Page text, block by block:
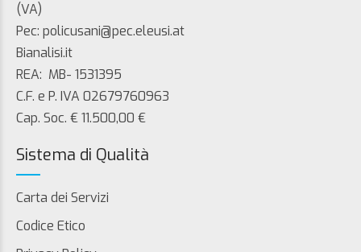
(VA)
Pec: policusani@pec.eleusi.at
Bianalisi.it
REA: MB- 1531395
C.F. e P. IVA 02679760963
Cap. Soc. € 11.500,00 €
Sistema di Qualità
Carta dei Servizi
Codice Etico